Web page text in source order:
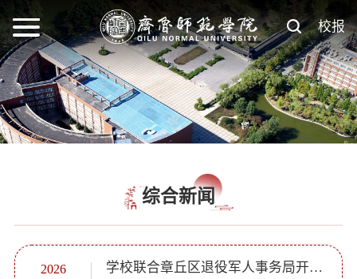
校报
综合新闻
2026 学校联合章丘区退役军人事务局开展国防教育专题活动